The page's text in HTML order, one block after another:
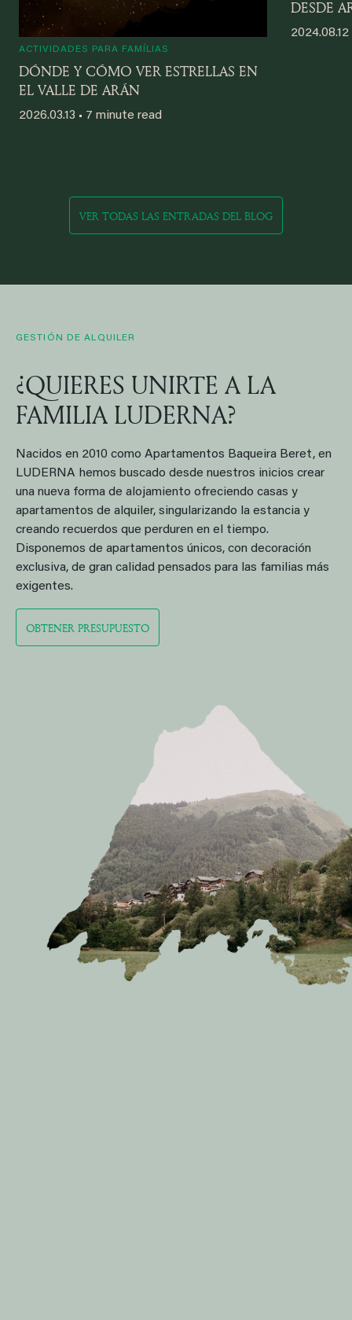
ACTIVIDADES PARA FAMÍLIAS
DÓNDE Y CÓMO VER ESTRELLAS EN
EL VALLE DE ARÁN
2026.03.13 • 7 minute read
DESDE
VER TODAS LAS ENTRADAS DEL BLOG
GESTIÓN DE ALQUILER
¿QUIERES UNIRTE A LA
FAMILIA LUDERNA?
Nacidos en 2010 como Apartamentos Baqueira Beret, en
LUDERNA hemos buscado desde nuestros inicios crear
una nueva forma de alojamiento ofreciendo casas y
apartamentos de alquiler, singularizando la estancia y
creando recuerdos que perduren en el tiempo.
Disponemos de apartamentos únicos, con decoración
exclusiva, de gran calidad pensados para las familias más
exigentes.
OBTENER PRESUPUESTO